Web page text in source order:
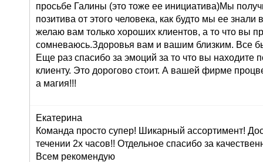
просьбе Галины (это тоже ее инициатива)Мы
позитива от этого человека, как будто мы ее знали
желаю вам только хороших клиентов, а то что вы
сомневаюсь.Здоровья вам и вашим близким. Все
Еще раз спасибо за эмоций за то что вы находите
клиенту. Это дорогово стоит. А вашей фирме
а магия!!!
Екатерина
Команда просто супер! Шикарный ассортимент!
течении 2х часов!! Отдельное спасибо за
Всем рекомендую